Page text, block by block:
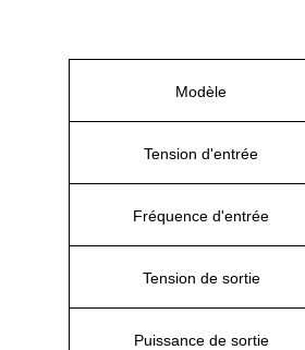
Modèle
Tension d'entrée
Fréquence d'entrée
Tension de sortie
Puissance de sortie